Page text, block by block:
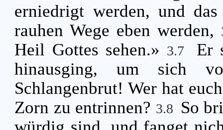
erniedrigt werden, und
rauhen Wege eben werden,
Heil Gottes sehen.» 3.7
Er
hinausging, um sich
Schlangenbrut! Wer hat
Zorn zu entrinnen? 3.8 So